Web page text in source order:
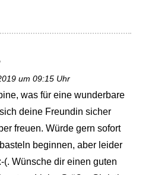
um 09:15 Uhr
was für eine wunderbare
deine Freundin sicher
freuen. Würde gern sofort
beginnen, aber leider
(. Wünsche dir einen guten